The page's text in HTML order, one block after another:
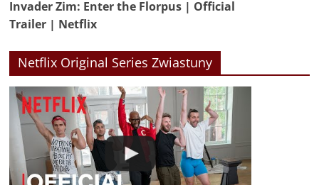
Invader Zim: Enter the Florpus | Official
Trailer | Netflix
Netflix Original Series Zwiastuny